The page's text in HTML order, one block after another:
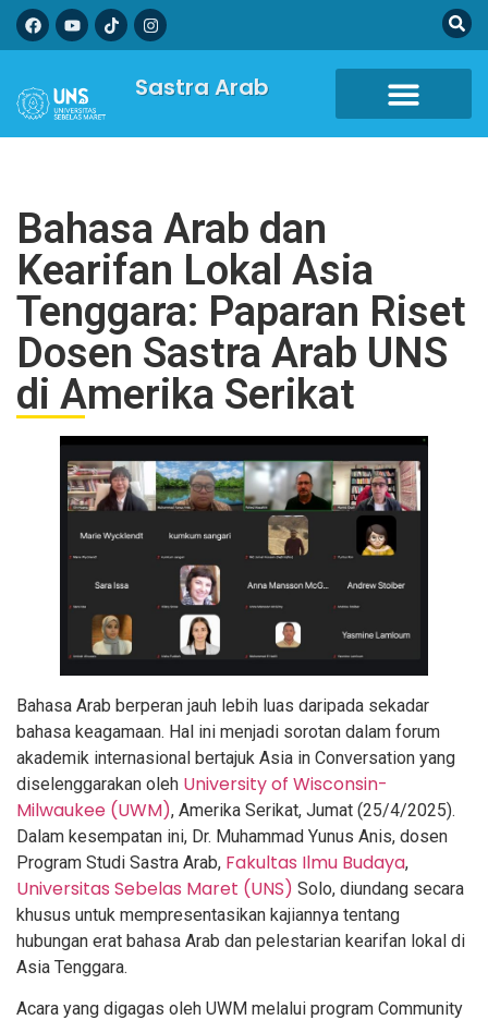
Sastra Arab
Bahasa Arab dan
Kearifan Lokal Asia
Tenggara: Paparan Riset
Dosen Sastra Arab UNS
di Amerika Serikat
Bahasa Arab berperan jauh lebih luas daripada sekadar
bahasa keagamaan. Hal ini menjadi sorotan dalam forum
akademik internasional bertajuk Asia in Conversation yang
diselenggarakan oleh University of Wisconsin-
Milwaukee (UWM), Amerika Serikat, Jumat (25/4/2025).
Dalam kesempatan ini, Dr. Muhammad Yunus Anis, dosen
Program Studi Sastra Arab, Fakultas Ilmu Budaya,
Universitas Sebelas Maret (UNS) Solo, diundang secara
khusus untuk mempresentasikan kajiannya tentang
hubungan erat bahasa Arab dan pelestarian kearifan lokal di
Asia Tenggara.
Acara yang digagas oleh UWM melalui program Community